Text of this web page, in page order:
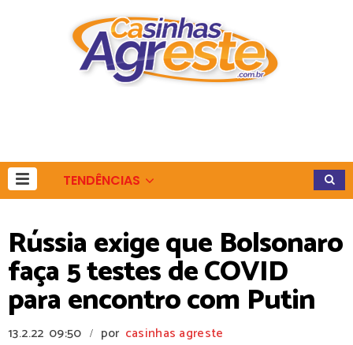
TENDÊNCIAS
Rússia exige que Bolsonaro
faça 5 testes de COVID
para encontro com Putin
13.2.22 09:50 / por casinhas agreste